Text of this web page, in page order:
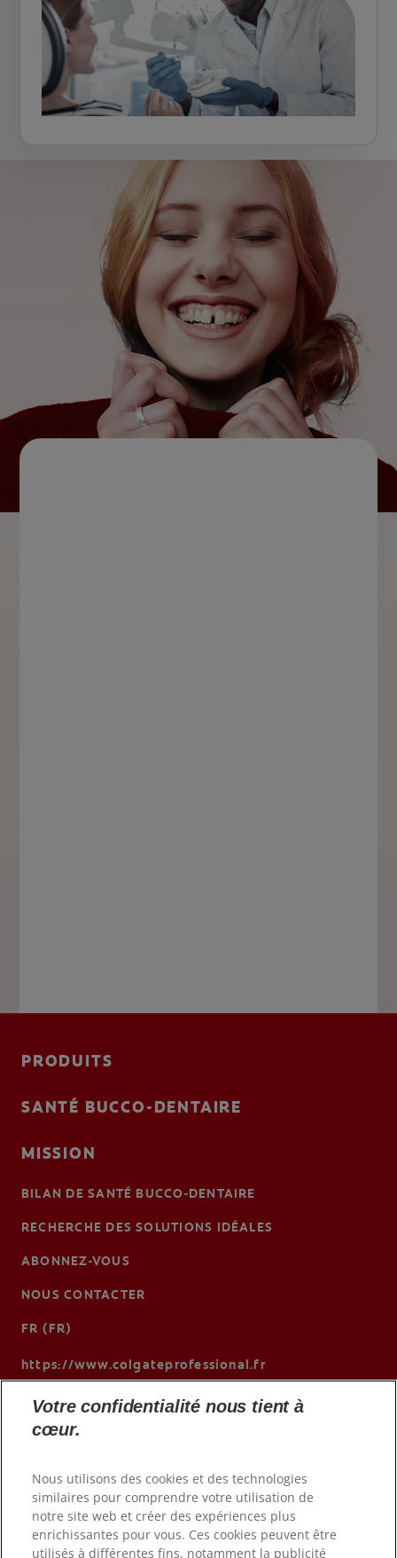
PRODUITS
SANTÉ BUCCO-DENTAIRE
MISSION
BILAN DE SANTÉ BUCCO-DENTAIRE
RECHERCHE DES SOLUTIONS IDÉALES
ABONNEZ-VOUS
NOUS CONTACTER
FR (FR)
https://www.colgateprofessional.fr
Votre confidentialité nous tient à
cœur.
Nous utilisons des cookies et des technologies
similaires pour comprendre votre utilisation de
notre site web et créer des expériences plus
enrichissantes pour vous. Ces cookies peuvent être
utilisés à différentes fins, notamment la publicité